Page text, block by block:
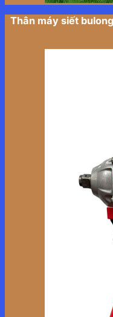
Thân máy siết